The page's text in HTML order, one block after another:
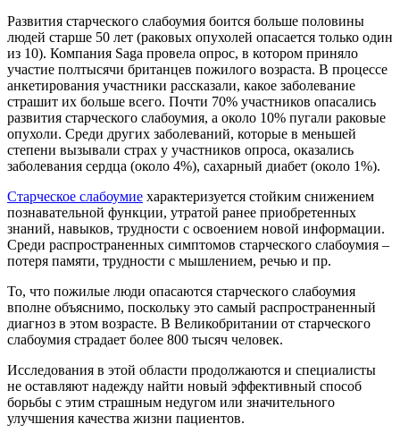
Развития старческого слабоумия боится больше половины
людей старше 50 лет (раковых опухолей опасается только один
из 10). Компания Saga провела опрос, в котором приняло
участие полтысячи британцев пожилого возраста. В процессе
анкетирования участники рассказали, какое заболевание
страшит их больше всего. Почти 70% участников опасались
развития старческого слабоумия, а около 10% пугали раковые
опухоли. Среди других заболеваний, которые в меньшей
степени вызывали страх у участников опроса, оказались
заболевания сердца (около 4%), сахарный диабет (около 1%).
Старческое слабоумие характеризуется стойким снижением
познавательной функции, утратой ранее приобретенных
знаний, навыков, трудности с освоением новой информации.
Среди распространенных симптомов старческого слабоумия –
потеря памяти, трудности с мышлением, речью и пр.
То, что пожилые люди опасаются старческого слабоумия
вполне объяснимо, поскольку это самый распространенный
диагноз в этом возрасте. В Великобритании от старческого
слабоумия страдает более 800 тысяч человек.
Исследования в этой области продолжаются и специалисты
не оставляют надежду найти новый эффективный способ
борьбы с этим страшным недугом или значительного
улучшения качества жизни пациентов.